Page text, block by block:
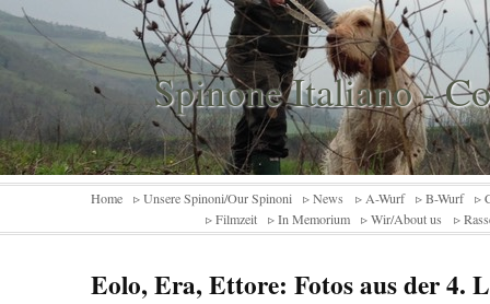
Spinone Italiano -
Home ▹ Unsere Spinoni/Our Spinoni ▹ News ▹ A-Wurf ▹ B-Wurf
▹
▹ Filmzeit
▹ In Memorium ▹ Wir/About us ▹
Eolo, Era, Ettore: Fotos aus der 4.